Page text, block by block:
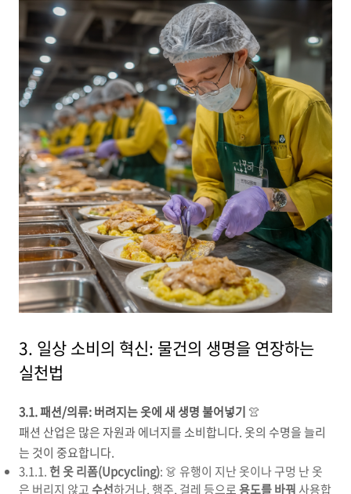
3. 일상 소비의 혁신: 물건의 생명을 연장하는
실천법
3.1. 패션/의류: 버려지는 옷에 새 생명 불어넣기 👚
패션 산업은 많은 자원과 에너지를 소비합니다. 옷의 수명을 늘리
는 것이 중요합니다.
3.1.1.헌 옷 리폼(Upcycling): 👗 유행이 지난 옷이나 구멍 난 옷
은 버리지 않고수선하거나, 행주, 걸레 등으로용도를 바꿔 사용합